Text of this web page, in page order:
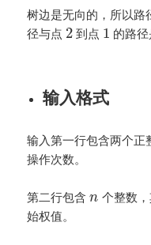
树边是无向的，所以路
径与点 2 到点 1 的路径
输入格式
输入第一行包含两个
操作次数。
第二行包含n 个整数
始权值。